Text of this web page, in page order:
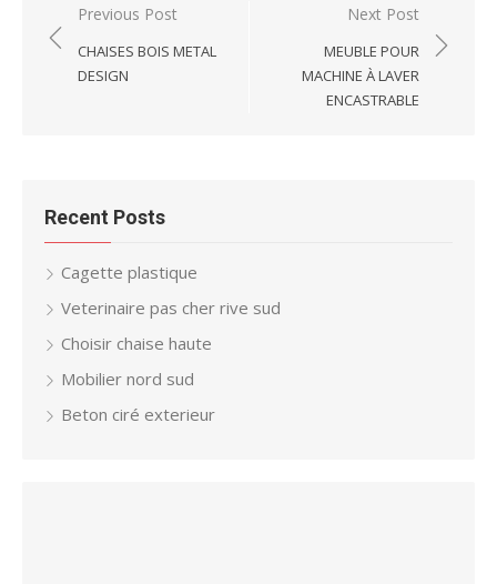
Post
navigation
Previous Post
CHAISES BOIS METAL
DESIGN
Next Post
MEUBLE POUR
MACHINE À LAVER
ENCASTRABLE
Recent Posts
Cagette plastique
Veterinaire pas cher rive sud
Choisir chaise haute
Mobilier nord sud
Beton ciré exterieur